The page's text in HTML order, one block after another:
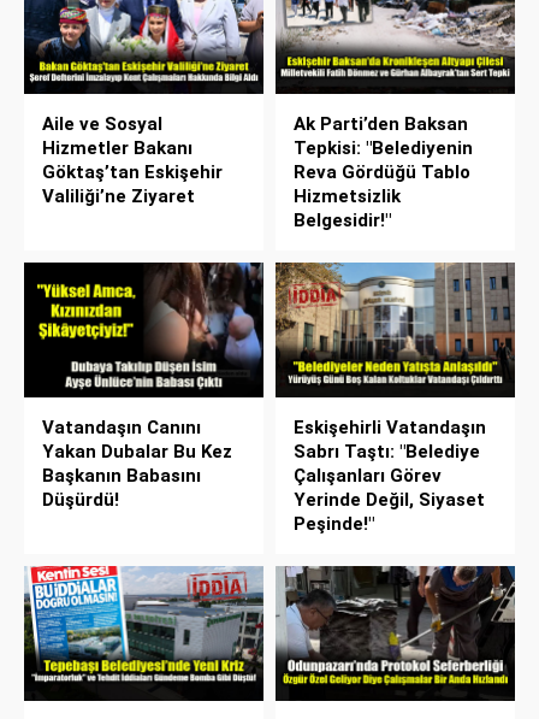
Aile ve Sosyal
Hizmetler Bakanı
Göktaş’tan Eskişehir
Valiliği’ne Ziyaret
Ak Parti’den Baksan
Tepkisi: "Belediyenin
Reva Gördüğü Tablo
Hizmetsizlik
Belgesidir!"
Vatandaşın Canını
Yakan Dubalar Bu Kez
Başkanın Babasını
Düşürdü!
Eskişehirli Vatandaşın
Sabrı Taştı: "Belediye
Çalışanları Görev
Yerinde Değil, Siyaset
Peşinde!"